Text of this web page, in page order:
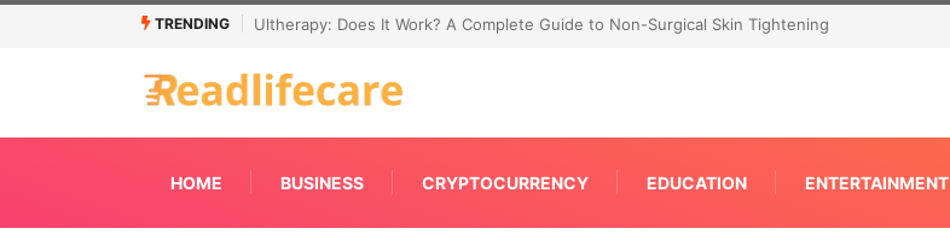
TRENDING Connecting Primavera P6 With Your ERP for Faster IPC Generation
HOME BUSINESS CRYPTOCURRENCY EDUCATION ENTERTAINMENT